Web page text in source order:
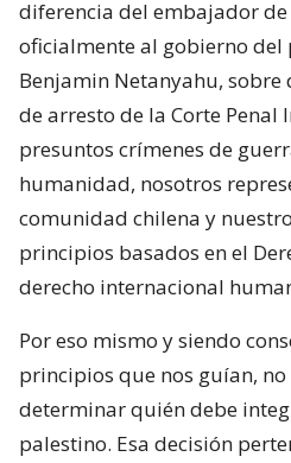
diferencia del embajador
oficialmente al gobierno
Benjamin Netanyahu,
de arresto de la Corte Penal
presuntos crímenes de
humanidad, nosotros
comunidad chilena y
principios basados en el
derecho internacional
Por eso mismo y siendo
principios que nos guían,
determinar quién debe
palestino. Esa decisión